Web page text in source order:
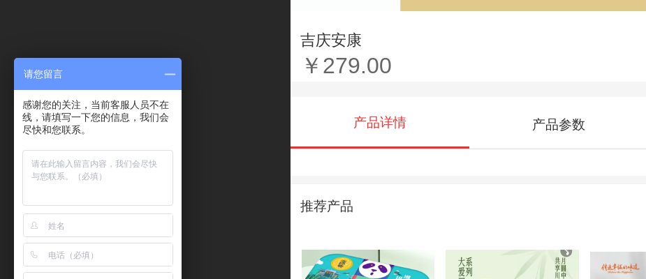
吉庆安康
￥279.00
产品详情 产品参数
推荐产品
请您留言
感谢您的关注，当前客服人员不在
线，请填写一下您的信息，我们会
尽快和您联系。